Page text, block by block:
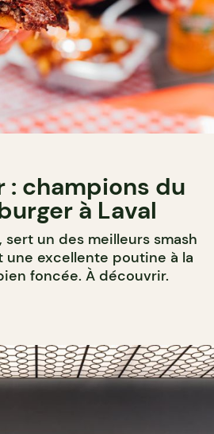
: champions du
à Laval
sert un des meilleurs smash
une excellente poutine à la
foncée. À découvrir.